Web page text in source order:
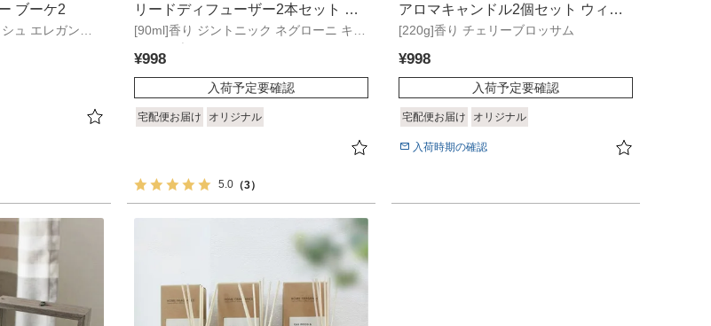
ュ エレガント
ブーケ2
[90ml]香り ジントニック ネグローニ キュ
リードディフューザー2本セット カ
クテル
¥998
入荷予定要確認
宅配便お届け オリジナル
5.0 （3）
[220g]香り チェリーブロッサム
アロマキャンドル2個セット ウィロ
ー
¥998
入荷予定要確認
宅配便お届け オリジナル
入荷時期の確認